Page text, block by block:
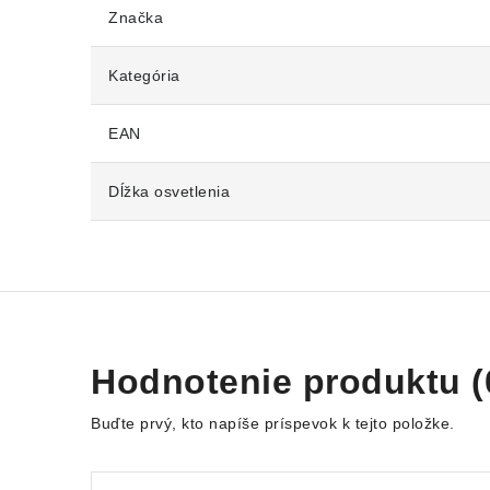
Značka
Kategória
EAN
Dĺžka osvetlenia
Hodnotenie produktu
Buďte prvý, kto napíše príspevok k tejto položke.